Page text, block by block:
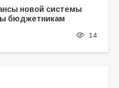
новой системы
бюджетникам
14